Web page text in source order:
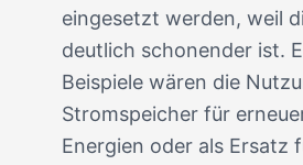
eingesetzt werden, weil
deutlich schonender ist.
Beispiele wären die
Stromspeicher für
Energien oder als Ersatz